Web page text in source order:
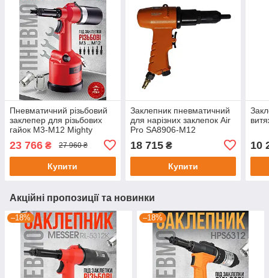
Пневматичний різьбовий
заклепер для різьбових
гайок М3-М12 Mighty
23 766 ₴ 27 960 ₴
Купити
Заклепник пневматичний
для нарізних заклепок Air
Pro SA8906-М12
18 715₴
Купити
10
Акційні пропозиції та новинки
–18% –18%